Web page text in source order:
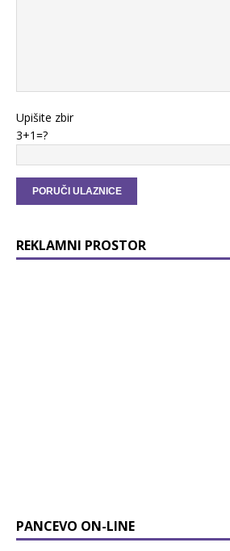
Upišite zbir
3+1=?
REKLAMNI PROSTOR
PANCEVO ON-LINE